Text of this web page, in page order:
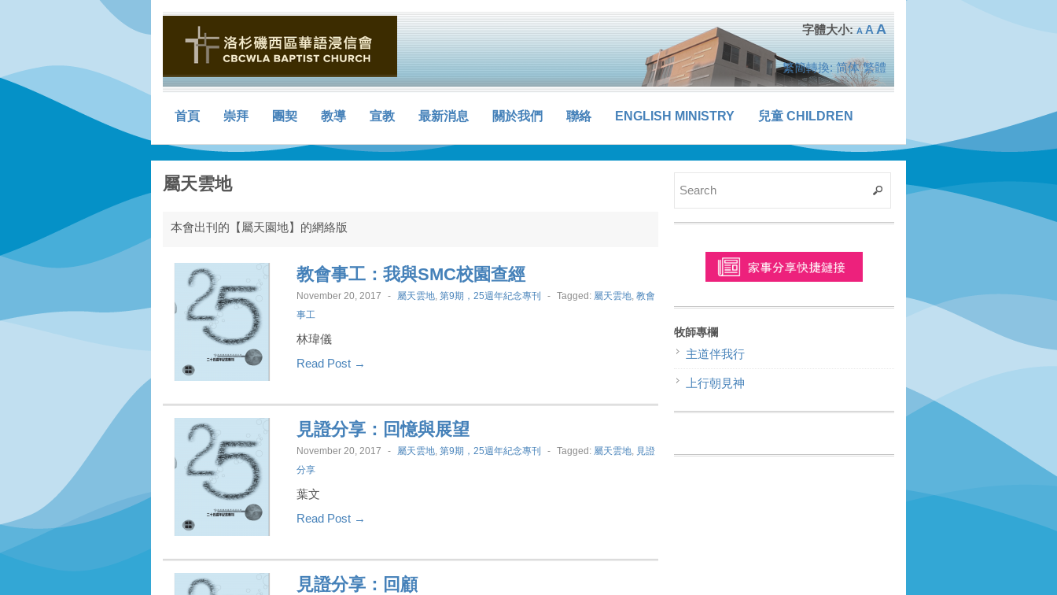
A A A
繁簡轉換: 简体 繁體
首頁 崇拜 團契 教導 宣教 最新消息 關於我們 聯絡 ENGLISH MINISTRY 兒童 CHILDREN
屬天雲地
本會出刊的【屬天園地】的網絡版
教會事工：我與SMC校園查經
November 20, 2017 - 屬天雲地 第9期，25週年紀念專刊 - Tagged: 屬天雲地 教會
事工
林瑋儀
Read Post →
見證分享：回憶與展望
November 20, 2017 - 屬天雲地 第9期，25週年紀念專刊 - Tagged: 屬天雲地 見證
分享
葉文
Read Post →
見證分享：回顧
牧師專欄
主道伴我行
上行朝見神